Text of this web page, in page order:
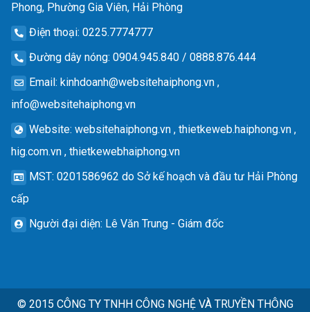
Phong, Phường Gia Viên, Hải Phòng
Điện thoại: 0225.7774777
Đường dây nóng: 0904.945.840 / 0888.876.444
Email : kinhdoanh@websitehaiphong.vn ,
info@websitehaiphong.vn
Website: websitehaiphong.vn , thietkeweb.haiphong.vn ,
hig.com.vn , thietkewebhaiphong.vn
MST: 0201586962 do Sở kế hoạch và đầu tư Hải Phòng
cấp
Người đại diện: Lê Văn Trung - Giám đốc
© 2015 CÔNG TY TNHH CÔNG NGHỆ VÀ TRUYỀN THÔNG